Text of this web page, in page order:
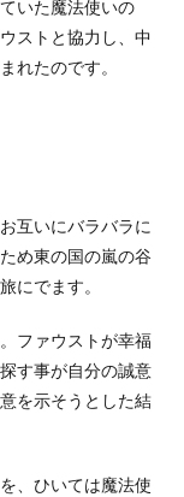
いた魔法使いの
ストと協力し、中
れたのです。
互いにバラバラに
め東の国の嵐の谷
にでます。
ファウストが幸福
す事が自分の誠意
を示そうとした結
、ひいては魔法使